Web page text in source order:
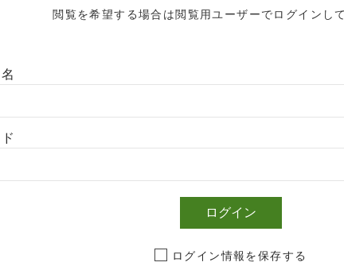
閲覧を希望する場合は閲覧用ユーザーでログインし
ログイン情報を保存する